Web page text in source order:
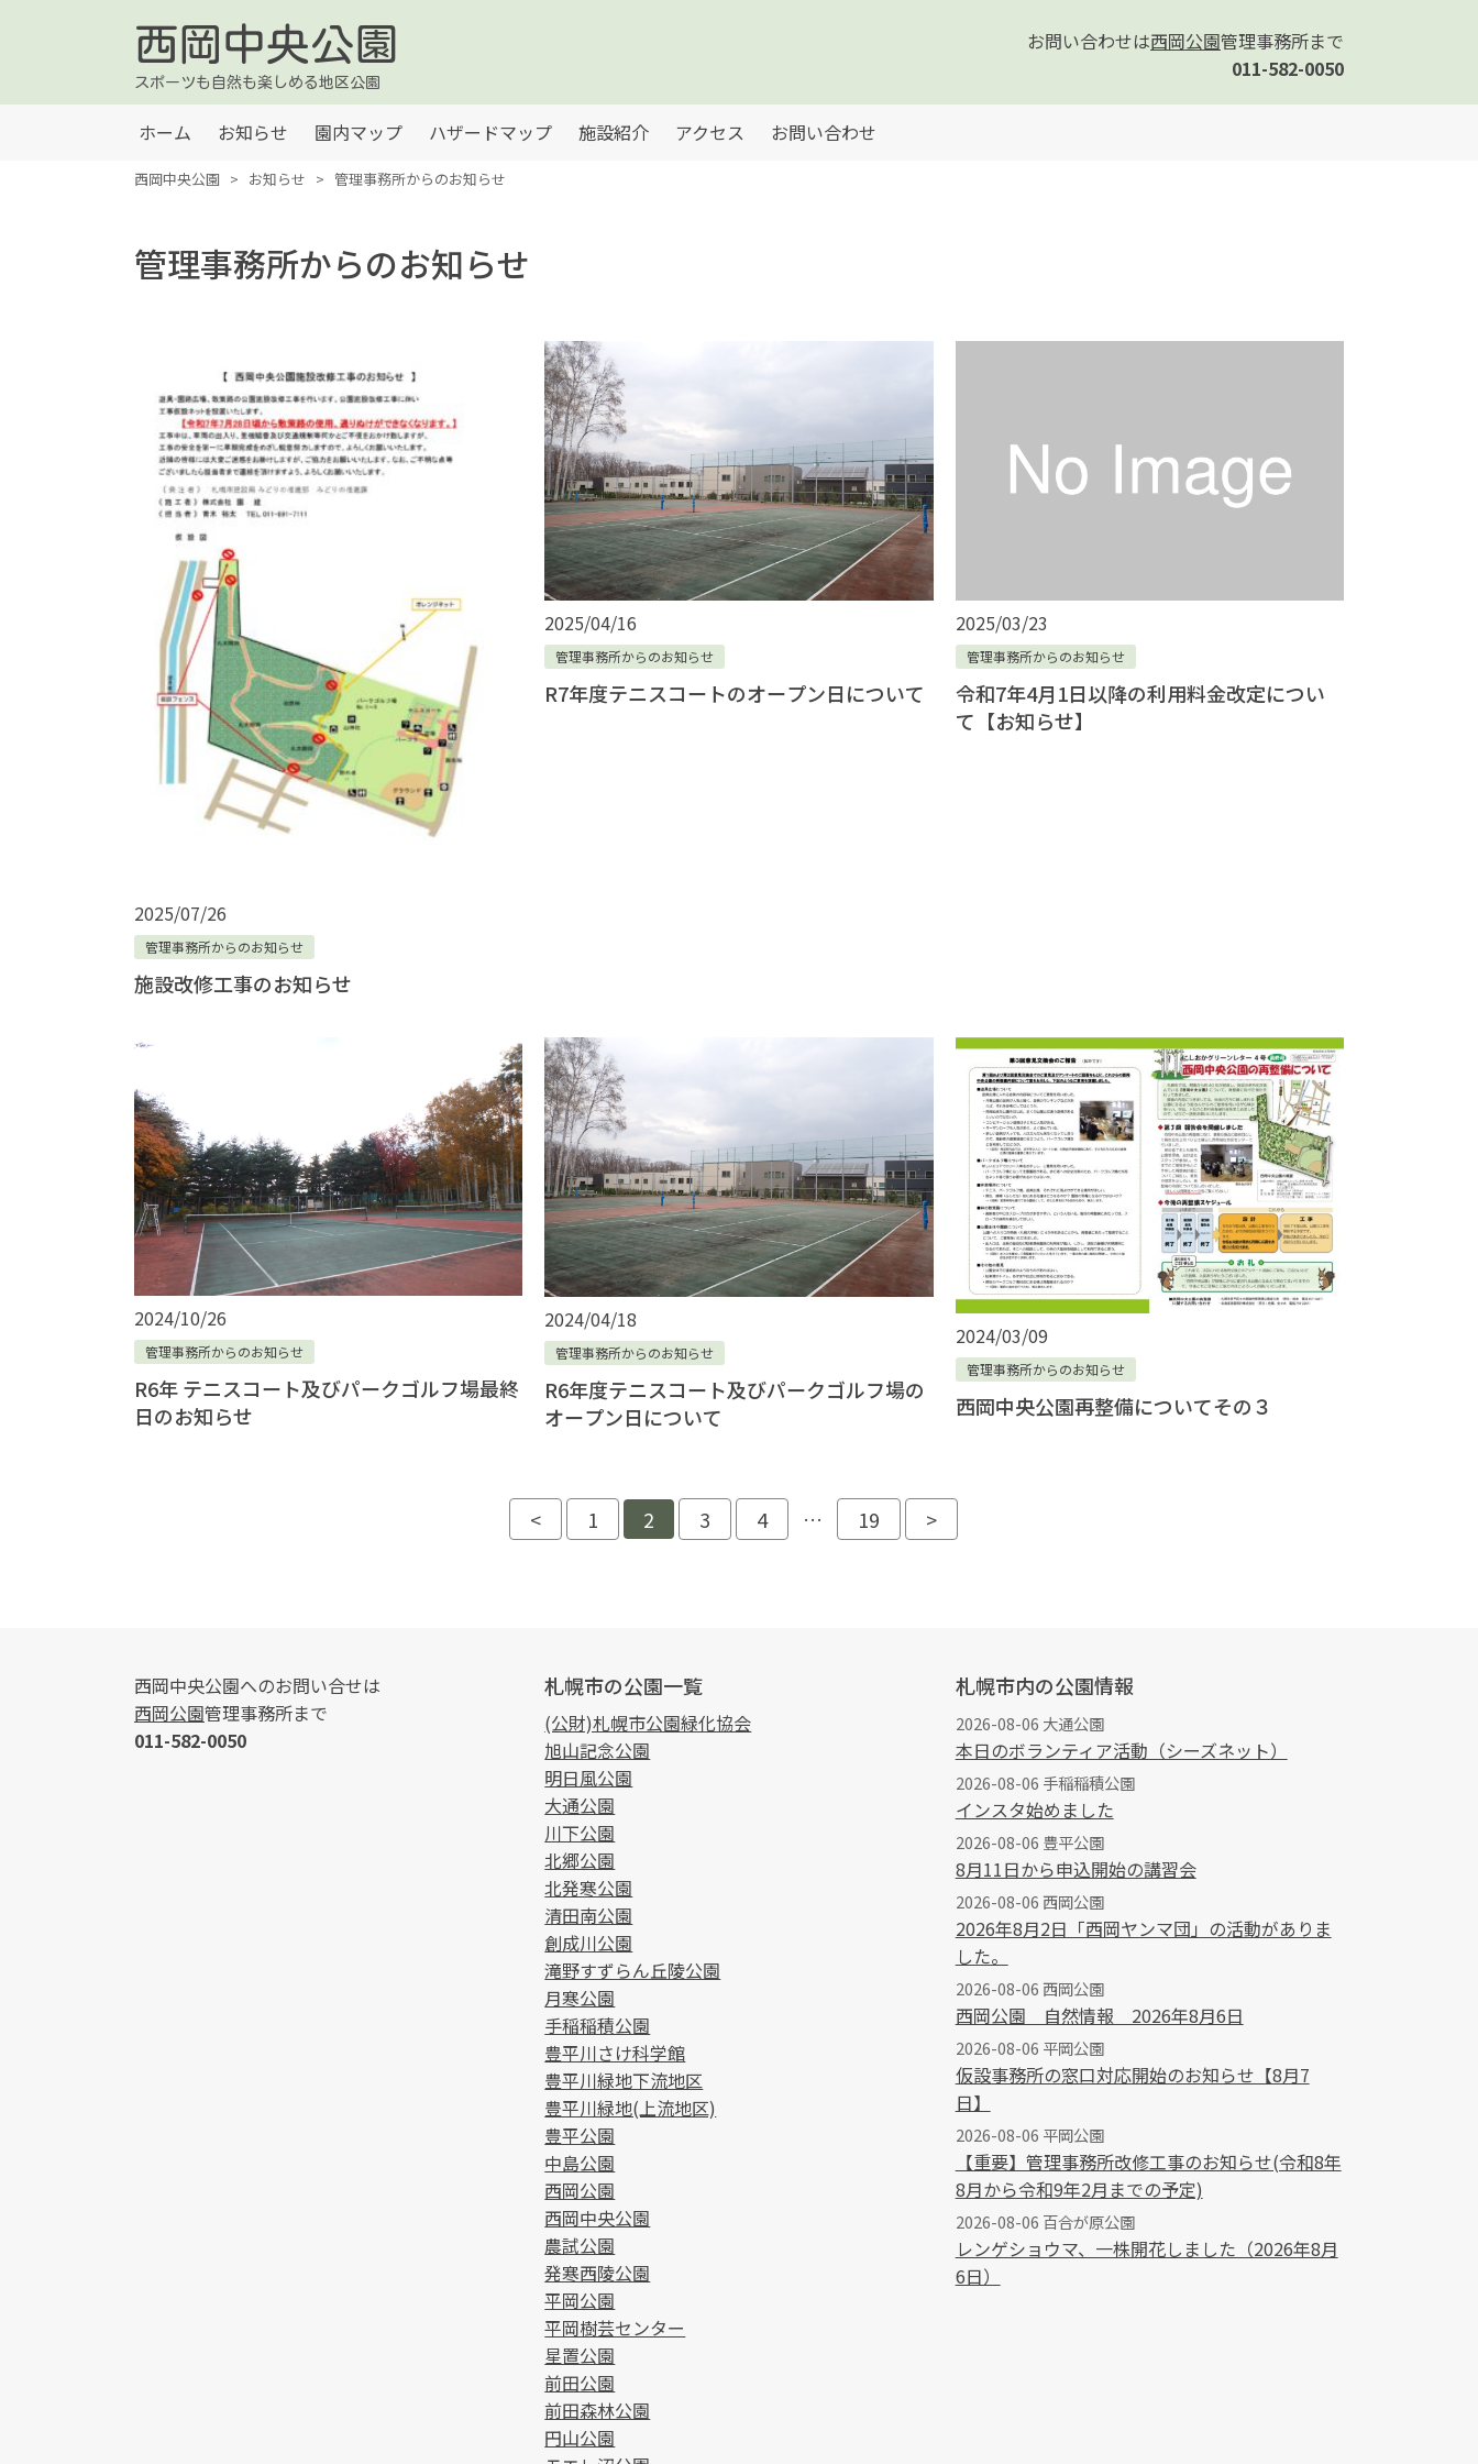
西岡中央公園
スポーツも自然も楽しめる地区公園
お問い合わせは西岡公園管理事務所まで
011-582-0050
ホーム お知らせ 園内マップ ハザードマップ 施設紹介 アクセス お問い合わせ
西岡中央公園 > お知らせ > 管理事務所からのお知らせ
管理事務所からのお知らせ
2025/07/26
管理事務所からのお知らせ
施設改修工事のお知らせ
2025/04/16
管理事務所からのお知らせ
R7年度テニスコートのオープン日について
2025/03/23
管理事務所からのお知らせ
令和7年4月1日以降の利用料金改定につい
て【お知らせ】
2024/10/26
管理事務所からのお知らせ
R6年 テニスコート及びパークゴルフ場最終
日のお知らせ
2024/04/18
管理事務所からのお知らせ
R6年度テニスコート及びパークゴルフ場の
オープン日について
2024/03/09
管理事務所からのお知らせ
西岡中央公園再整備についてその３
< 1 2 3 4 … 19 >
西岡中央公園へのお問い合せは
西岡公園管理事務所まで
011-582-0050
札幌市の公園一覧
(公財)札幌市公園緑化協会
旭山記念公園
明日風公園
大通公園
川下公園
北郷公園
北発寒公園
清田南公園
創成川公園
滝野すずらん丘陵公園
月寒公園
手稲稲積公園
豊平川さけ科学館
豊平川緑地下流地区
豊平川緑地(上流地区)
豊平公園
中島公園
西岡公園
西岡中央公園
農試公園
発寒西陵公園
平岡公園
平岡樹芸センター
星置公園
前田公園
前田森林公園
円山公園
札幌市内の公園情報
2026-08-06 大通公園
本日のボランティア活動（シーズネット）
2026-08-06 手稲稲積公園
インスタ始めました
2026-08-06 豊平公園
8月11日から申込開始の講習会
2026-08-06 西岡公園
2026年8月2日「西岡ヤンマ団」の活動がありま
した。
2026-08-06 西岡公園
西岡公園 自然情報 2026年8月6日
2026-08-06 平岡公園
仮設事務所の窓口対応開始のお知らせ【8月7
日】
2026-08-06 平岡公園
【重要】管理事務所改修工事のお知らせ(令和8年
8月から令和9年2月までの予定)
2026-08-06 百合が原公園
レンゲショウマ、一株開花しました（2026年8月
6日）